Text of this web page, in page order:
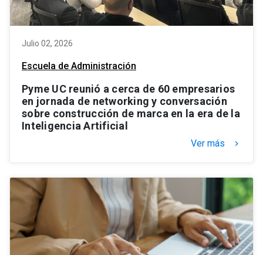
Julio 02, 2026
Escuela de Administración
Pyme UC reunió a cerca de 60 empresarios
en jornada de networking y conversación
sobre construcción de marca en la era de la
Inteligencia Artificial
Ver más keyboard_arrow_right